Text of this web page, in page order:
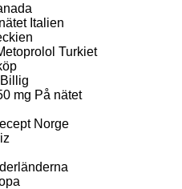
Italien
Turkiet
mg På nätet
Norge